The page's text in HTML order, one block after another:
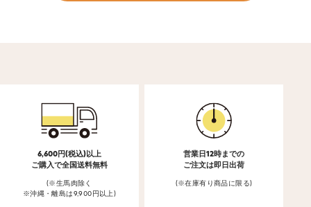
6,600円(税込)以上
ご購入で全国送料無料
(※生馬肉除く
※沖縄・離島は9,900円以上)
営業日12時までの
ご注文は即日出荷
(※在庫有り商品に限る)